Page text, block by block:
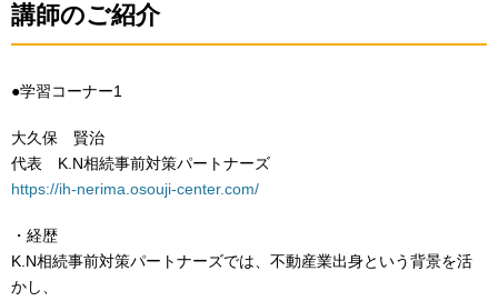
講師のご紹介
●学習コーナー1
大久保 賢治
代表 K.N相続事前対策パートナーズ
https://ih-nerima.osouji-center.com/
・経歴
K.N相続事前対策パートナーズでは、不動産業出身という背景を活
かし、